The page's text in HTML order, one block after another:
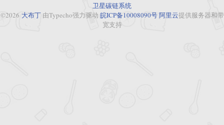
卫星碳链系统
©2026 大布丁由Typecho强力驱动 皖ICP备10008090号阿里云提供服务器和带
宽支持